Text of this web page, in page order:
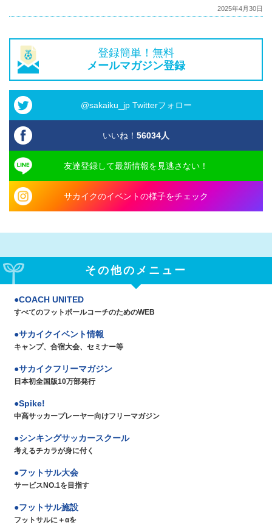
2025年4月30日
登録簡単！無料
メールマガジン登録
@sakaiku_jp Twitterフォロー
いいね！ 56034人
友達登録して最新情報を見逃さない！
サカイクのイベントの様子をチェック
その他のメニュー
COACH UNITED
すべてのフットボールコーチのためのWEB
サカイクイベント情報
キャンプ、合宿大会、セミナー等
サカイクフリーマガジン
日本初全国版10万部発行
Spike!
中高サッカープレーヤー向けフリーマガジン
シンキングサッカースクール
考えるチカラが身に付く
フットサル大会
サービスNO.1を目指す
フットサル施設
フットサルに＋αを